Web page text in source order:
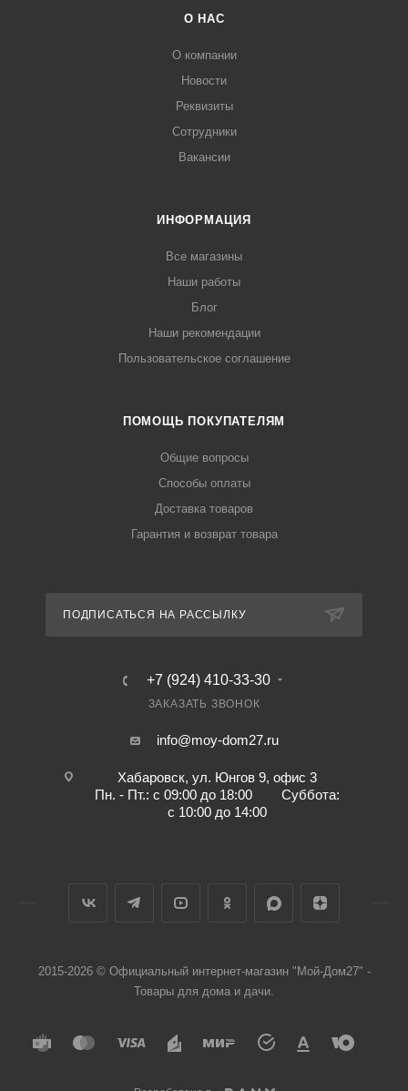
О НАС
О компании
Новости
Реквизиты
Сотрудники
Вакансии
ИНФОРМАЦИЯ
Все магазины
Наши работы
Блог
Наши рекомендации
Пользовательское соглашение
ПОМОЩЬ ПОКУПАТЕЛЯМ
Общие вопросы
Способы оплаты
Доставка товаров
Гарантия и возврат товара
ПОДПИСАТЬСЯ НА РАССЫЛКУ
+7 (924) 410-33-30
ЗАКАЗАТЬ ЗВОНОК
info@moy-dom27.ru
Хабаровск, ул. Юнгов 9, офис 3
Пн. - Пт.: с 09:00 до 18:00 Суббота:
с 10:00 до 14:00
2015-2026 © Официальный интернет-магазин "Мой-Дом27" -
Товары для дома и дачи.